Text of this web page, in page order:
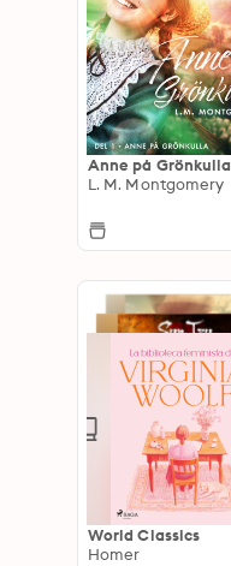
Anne på Grönkulla
L. M. Montgomery
World Classics
Homer